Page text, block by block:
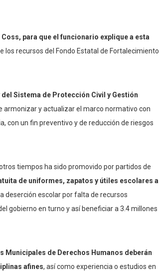
para que el funcionario explique a esta
los recursos del Fondo Estatal de Fortalecimiento
del Sistema de Protección Civil y Gestión
armonizar y actualizar el marco normativo con
con un fin preventivo y de reducción de riesgos
tiempos ha sido promovido por partidos de
de uniformes, zapatos y útiles escolares a
deserción escolar por falta de recursos
gobierno en turno y así beneficiar a 3.4 millones
Municipales de Derechos Humanos deberán
afines, así como experiencia o estudios en